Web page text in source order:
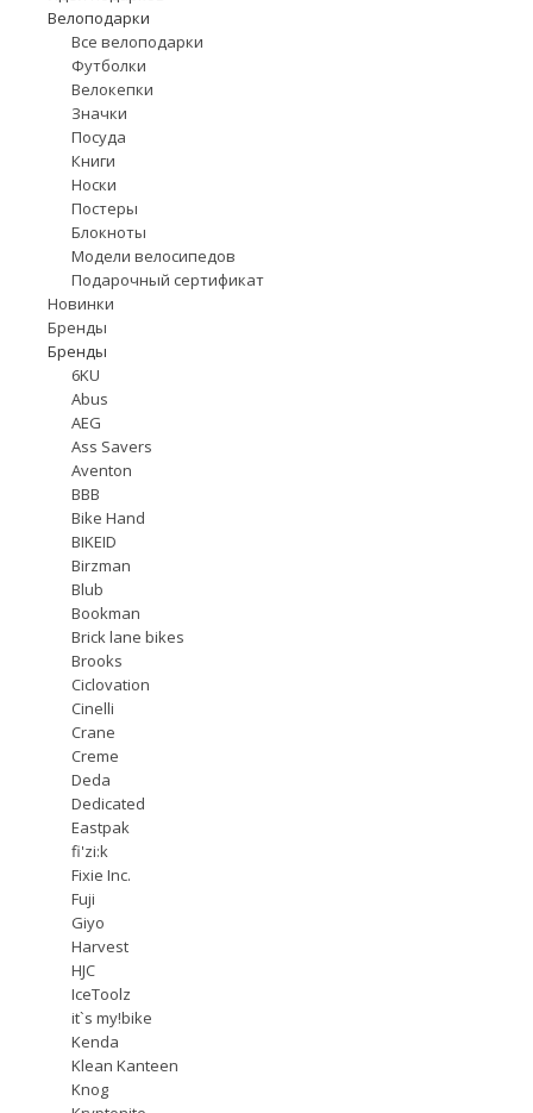
Велоподарки
Все велоподарки
Футболки
Велокепки
Значки
Посуда
Книги
Носки
Постеры
Блокноты
Модели велосипедов
Подарочный сертификат
Новинки
Бренды
Бренды
6KU
Abus
AEG
Ass Savers
Aventon
BBB
Bike Hand
BIKEID
Birzman
Blub
Bookman
Brick lane bikes
Brooks
Ciclovation
Cinelli
Crane
Creme
Deda
Dedicated
Eastpak
fi'zi:k
Fixie Inc.
Fuji
Giyo
Harvest
HJC
IceToolz
it`s my!bike
Kenda
Klean Kanteen
Knog